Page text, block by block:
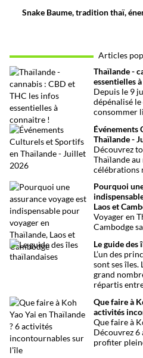
Snake Baume, tradition thaï,
Articles
Thaïlande -
essentielles
Depuis le 9
dépénalisé
consommer
confusions
Événements
Thaïlande -
Découvrez
Thaïlande
célébrations
et fêtes
manquer !
Pourquoi
Laos et
Voyager en
Cambodge
maladies ou
imprévus
Découvrez
est
et votre
Le guide des
L’un des
sont ses îles.
grand
répartis
Que faire à
activités
Que faire à
Découvrez
profiter